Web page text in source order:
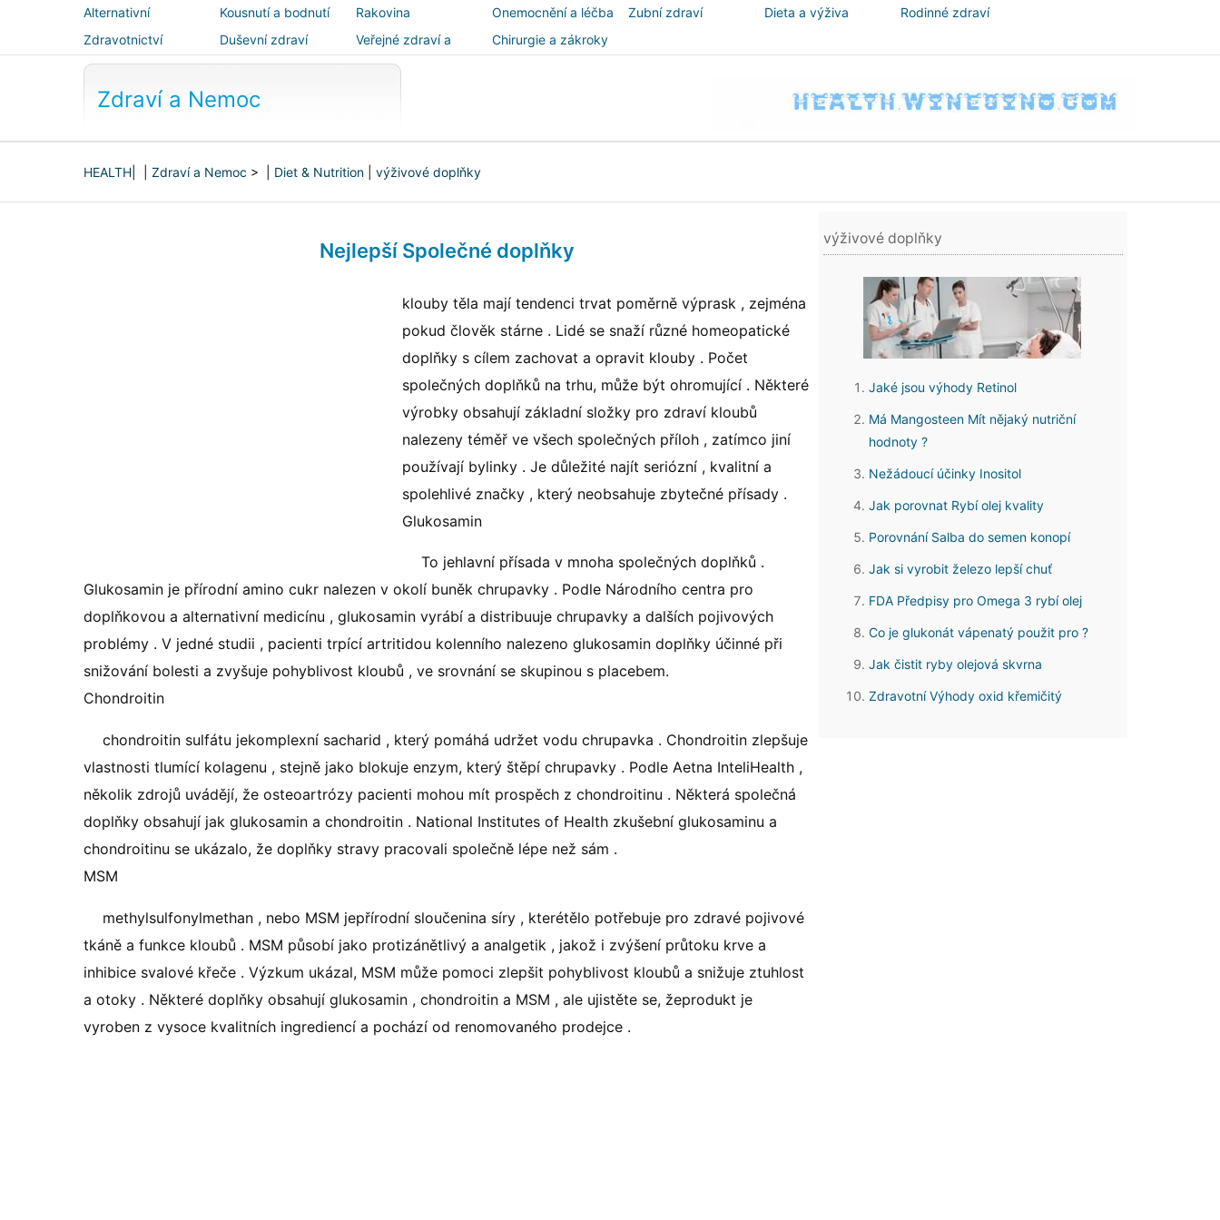
Alternativní
medicína
Kousnutí a bodnutí Rakovina Onemocnění a léčba Zubní zdraví Dieta a výživa
Rodinné zdraví
Zdravotnictví
Duševní zdraví
Veřejné zdraví a
bezpečnost
Chirurgie a zákroky
Zdraví a Nemoc
HEALTH Zdraví a Nemoc > | Diet & Nutrition výživové doplňky
Nejlepší Společné doplňky
klouby těla mají tendenci trvat poměrně výprask , zejména
pokud člověk stárne . Lidé se snaží různé homeopatické
doplňky s cílem zachovat a opravit klouby . Počet
společných doplňků na trhu, může být ohromující . Některé
výrobky obsahují základní složky pro zdraví kloubů
nalezeny téměř ve všech společných příloh , zatímco jiní
používají bylinky . Je důležité najít seriózní , kvalitní a
spolehlivé značky , který neobsahuje zbytečné přísady .
Glukosamin
To jehlavní přísada v mnoha společných doplňků .
Glukosamin je přírodní amino cukr nalezen v okolí buněk chrupavky . Podle Národního centra pro
doplňkovou a alternativní medicínu , glukosamin vyrábí a distribuuje chrupavky a dalších pojivových
problémy . V jedné studii , pacienti trpící artritidou kolenního nalezeno glukosamin doplňky účinné při
snižování bolesti a zvyšuje pohyblivost kloubů , ve srovnání se skupinou s placebem.
Chondroitin
chondroitin sulfátu jekomplexní sacharid , který pomáhá udržet vodu chrupavka . Chondroitin zlepšuje
vlastnosti tlumící kolagenu , stejně jako blokuje enzym, který štěpí chrupavky . Podle Aetna InteliHealth ,
několik zdrojů uvádějí, že osteoartrózy pacienti mohou mít prospěch z chondroitinu . Některá společná
doplňky obsahují jak glukosamin a chondroitin . National Institutes of Health zkušební glukosaminu a
chondroitinu se ukázalo, že doplňky stravy pracovali společně lépe než sám .
MSM
methylsulfonylmethan , nebo MSM jepřírodní sloučenina síry , kterétělo potřebuje pro zdravé pojivové
tkáně a funkce kloubů . MSM působí jako protizánětlivý a analgetik , jakož i zvýšení průtoku krve a
inhibice svalové křeče . Výzkum ukázal, MSM může pomoci zlepšit pohyblivost kloubů a snižuje ztuhlost
a otoky . Některé doplňky obsahují glukosamin , chondroitin a MSM , ale ujistěte se, žeprodukt je
vyroben z vysoce kvalitních ingrediencí a pochází od renomovaného prodejce .
výživové doplňky
Jaké jsou výhody Retinol
Má Mangosteen Mít nějaký nutriční
hodnoty ?
Nežádoucí účinky Inositol
Jak porovnat Rybí olej kvality
Porovnání Salba do semen konopí
Jak si vyrobit železo lepší chuť
FDA Předpisy pro Omega 3 rybí olej
Co je glukonát vápenatý použit pro ?
Jak čistit ryby olejová skvrna
Zdravotní Výhody oxid křemičitý